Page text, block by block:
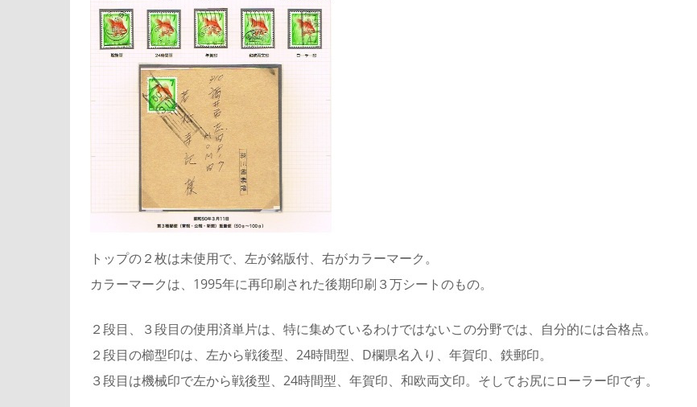
トップの２枚は未使用で、左が銘版付、右がカラーマーク。
カラーマークは、1995年に再印刷された後期印刷３万シートのもの。
２段目、３段目の使用済単片は、特に集めているわけではないこの分野では、自分的には合格点。
２段目の櫛型印は、左から戦後型、24時間型、D欄県名入り、年賀印、鉄郵印。
３段目は機械印で左から戦後型、24時間型、年賀印、和欧両文印。そしてお尻にローラー印です。